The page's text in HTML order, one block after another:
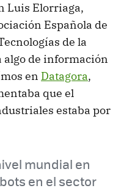
Luis Elorriaga,
Española de
de la
algo de información
en Datagora,
que el
estaba por
mundial en
en el sector